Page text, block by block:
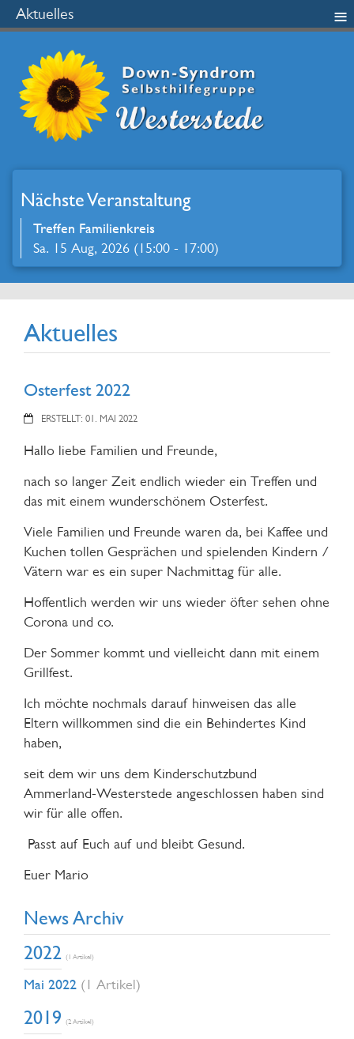
Nächste Veranstaltung
Treffen Familienkreis
Sa. 15 Aug, 2026 (15:00 - 17:00)
Aktuelles
Osterfest 2022
ERSTELLT: 01. MAI 2022
Hallo liebe Familien und Freunde,
nach so langer Zeit endlich wieder ein Treffen und
das mit einem wunderschönem Osterfest.
Viele Familien und Freunde waren da, bei Kaffee und
Kuchen tollen Gesprächen und spielenden Kindern /
Vätern war es ein super Nachmittag für alle.
Hoffentlich werden wir uns wieder öfter sehen ohne
Corona und co.
Der Sommer kommt und vielleicht dann mit einem
Grillfest.
Ich möchte nochmals darauf hinweisen das alle
Eltern willkommen sind die ein Behindertes Kind
haben,
seit dem wir uns dem Kinderschutzbund
Ammerland-Westerstede angeschlossen haben sind
wir für alle offen.
Passt auf Euch auf und bleibt Gesund.
Euer Mario
News Archiv
2022 (1 Artikel)
Mai 2022 (1 Artikel)
2019 (2 Artikel)
Aktuelles ≡